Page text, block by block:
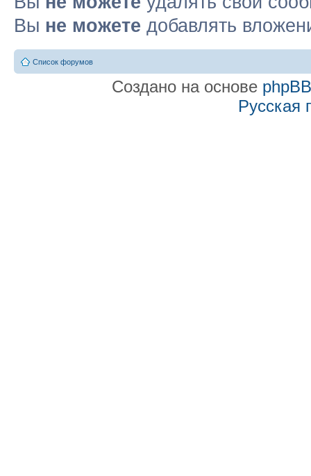
Вы не можете добавлять
Список форумов
Создано на основе phpBB
Русская